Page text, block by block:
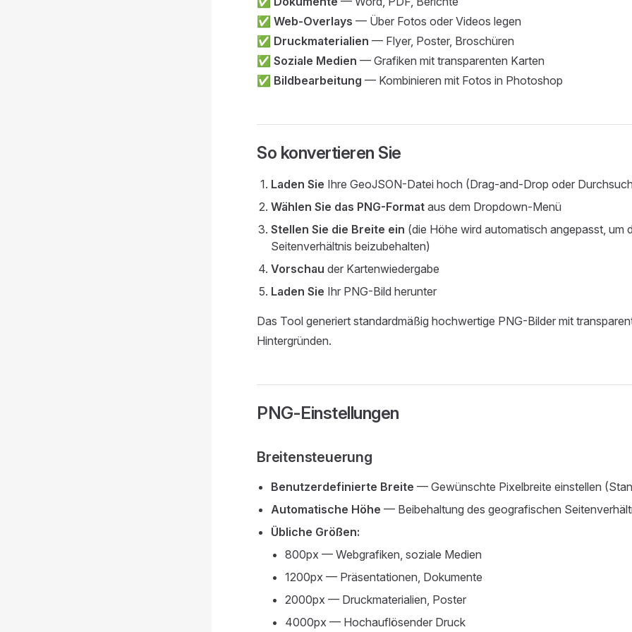
✅ Web-Overlays — Über Fotos oder Videos legen
✅ Druckmaterialien — Flyer, Poster, Broschüren
✅ Soziale Medien — Grafiken mit transparenten Karten
✅ Bildbearbeitung — Kombinieren mit Fotos in Photoshop
So konvertieren Sie
Laden Sie Ihre GeoJSON-Datei hoch (Drag-and-Drop oder
Wählen Sie das PNG-Format aus dem Dropdown-Menü
Stellen Sie die Breite ein (die Höhe wird automatisch angepasst, um
Seitenverhältnis beizubehalten)
Vorschau der Kartenwiedergabe
Laden Sie Ihr PNG-Bild herunter
Das Tool generiert standardmäßig hochwertige PNG-Bilder mit
Hintergründen.
PNG-Einstellungen
Breitensteuerung
Benutzerdefinierte Breite — Gewünschte Pixelbreite einstellen
Automatische Höhe — Beibehaltung des geografischen
Übliche Größen:
800px — Webgrafiken, soziale Medien
1200px — Präsentationen, Dokumente
2000px — Druckmaterialien, Poster
4000px — Hochauflösender Druck